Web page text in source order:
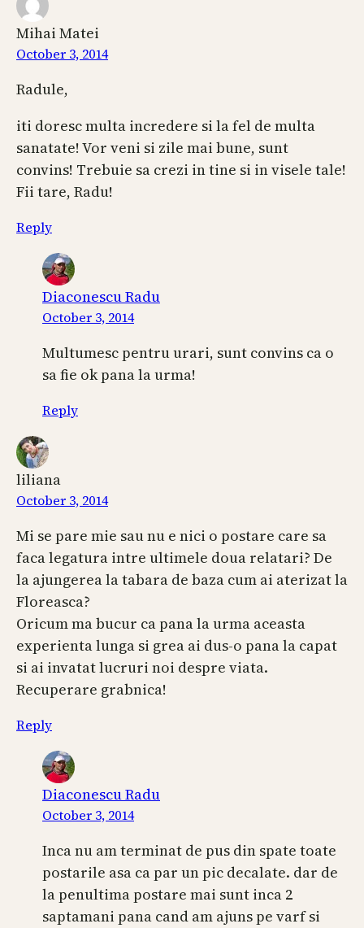
Mihai Matei
October 3, 2014
Radule,
iti doresc multa incredere si la fel de multa
sanatate! Vor veni si zile mai bune, sunt
convins! Trebuie sa crezi in tine si in visele tale!
Fii tare, Radu!
Reply
Diaconescu Radu
October 3, 2014
Multumesc pentru urari, sunt convins ca o
sa fie ok pana la urma!
Reply
liliana
October 3, 2014
Mi se pare mie sau nu e nici o postare care sa
faca legatura intre ultimele doua relatari? De
la ajungerea la tabara de baza cum ai aterizat la
Floreasca?
Oricum ma bucur ca pana la urma aceasta
experienta lunga si grea ai dus-o pana la capat
si ai invatat lucruri noi despre viata.
Recuperare grabnica!
Reply
Diaconescu Radu
October 3, 2014
Inca nu am terminat de pus din spate toate
postarile asa ca par un pic decalate. dar de
la penultima postare mai sunt inca 2
saptamani pana cand am ajuns pe varf si